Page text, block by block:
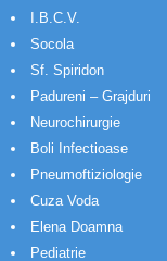
I.B.C.V.
Socola
Sf. Spiridon
Padureni – Grajduri
Neurochirurgie
Boli Infectioase
Pneumoftiziologie
Cuza Voda
Elena Doamna
Pediatrie